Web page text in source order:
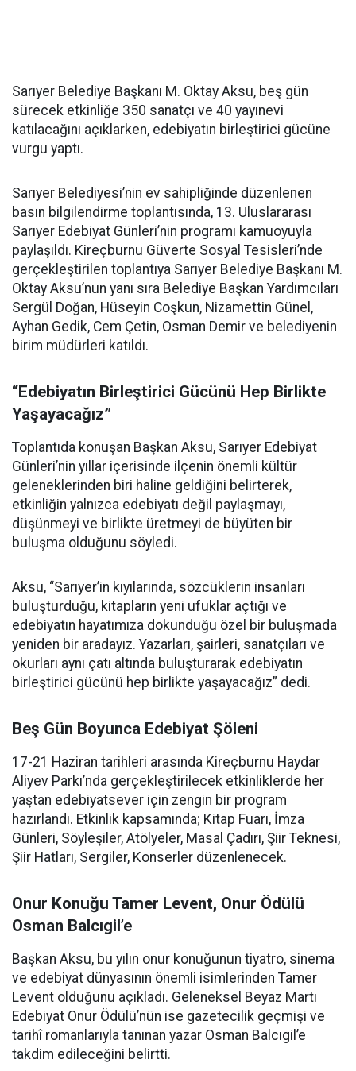
Sarıyer Belediye Başkanı M. Oktay Aksu, beş gün
sürecek etkinliğe 350 sanatçı ve 40 yayınevi
katılacağını açıklarken, edebiyatın birleştirici gücüne
vurgu yaptı.
Sarıyer Belediyesi’nin ev sahipliğinde düzenlenen
basın bilgilendirme toplantısında, 13. Uluslararası
Sarıyer Edebiyat Günleri’nin programı kamuoyuyla
paylaşıldı. Kireçburnu Güverte Sosyal Tesisleri’nde
gerçekleştirilen toplantıya Sarıyer Belediye Başkanı M.
Oktay Aksu’nun yanı sıra Belediye Başkan Yardımcıları
Sergül Doğan, Hüseyin Coşkun, Nizamettin Günel,
Ayhan Gedik, Cem Çetin, Osman Demir ve belediyenin
birim müdürleri katıldı.
“Edebiyatın Birleştirici Gücünü Hep Birlikte
Yaşayacağız”
Toplantıda konuşan Başkan Aksu, Sarıyer Edebiyat
Günleri’nin yıllar içerisinde ilçenin önemli kültür
geleneklerinden biri haline geldiğini belirterek,
etkinliğin yalnızca edebiyatı değil paylaşmayı,
düşünmeyi ve birlikte üretmeyi de büyüten bir
buluşma olduğunu söyledi.
Aksu, “Sarıyer’in kıyılarında, sözcüklerin insanları
buluşturduğu, kitapların yeni ufuklar açtığı ve
edebiyatın hayatımıza dokunduğu özel bir buluşmada
yeniden bir aradayız. Yazarları, şairleri, sanatçıları ve
okurları aynı çatı altında buluşturarak edebiyatın
birleştirici gücünü hep birlikte yaşayacağız” dedi.
Beş Gün Boyunca Edebiyat Şöleni
17-21 Haziran tarihleri arasında Kireçburnu Haydar
Aliyev Parkı’nda gerçekleştirilecek etkinliklerde her
yaştan edebiyatsever için zengin bir program
hazırlandı. Etkinlik kapsamında; Kitap Fuarı, İmza
Günleri, Söyleşiler, Atölyeler, Masal Çadırı, Şiir Teknesi,
Şiir Hatları, Sergiler, Konserler düzenlenecek.
Onur Konuğu Tamer Levent, Onur Ödülü
Osman Balcıgil’e
Başkan Aksu, bu yılın onur konuğunun tiyatro, sinema
ve edebiyat dünyasının önemli isimlerinden Tamer
Levent olduğunu açıkladı. Geleneksel Beyaz Martı
Edebiyat Onur Ödülü’nün ise gazetecilik geçmişi ve
tarihî romanlarıyla tanınan yazar Osman Balcıgil’e
takdim edileceğini belirtti.